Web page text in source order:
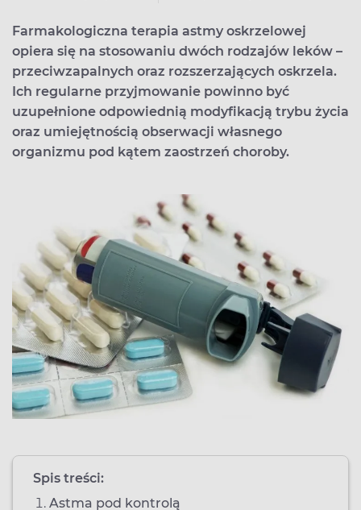
Farmakologiczna terapia astmy oskrzelowej
opiera się na stosowaniu dwóch rodzajów leków –
przeciwzapalnych oraz rozszerzających oskrzela.
Ich regularne przyjmowanie powinno być
uzupełnione odpowiednią modyfikacją trybu życia
oraz umiejętnością obserwacji własnego
organizmu pod kątem zaostrzeń choroby.
Spis treści:
Astma pod kontrolą